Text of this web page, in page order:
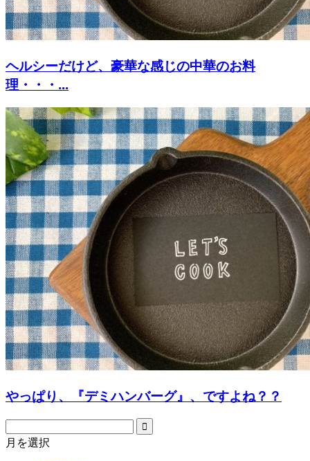
ヘルシーだけど、豪華な感じの中華のお料
理・・・...
やっぱり、『デミハンバーグ』、ですよね？？
月を選択